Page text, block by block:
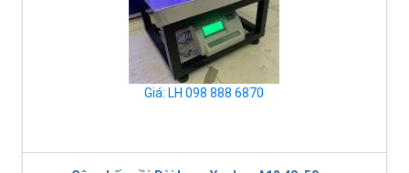
Giá: LH 098 888 6870